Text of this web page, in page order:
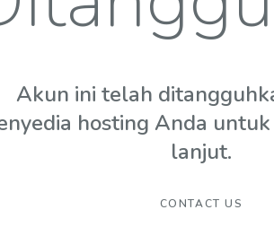
Akun ini telah
hosting Anda
lanjut.
CONTACT US